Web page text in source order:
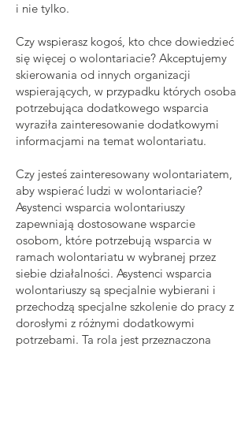
i nie tylko.
Czy wspierasz kogoś, kto chce dowiedzieć
się więcej o wolontariacie? Akceptujemy
skierowania od innych organizacji
wspierających, w przypadku których osoba
potrzebująca dodatkowego wsparcia
wyraziła zainteresowanie dodatkowymi
informacjami na temat wolontariatu.
Czy jesteś zainteresowany wolontariatem,
aby wspierać ludzi w wolontariacie?
Asystenci wsparcia wolontariuszy
zapewniają dostosowane wsparcie
osobom, które potrzebują wsparcia w
ramach wolontariatu w wybranej przez
siebie działalności. Asystenci wsparcia
wolontariuszy są specjalnie wybierani i
przechodzą specjalne szkolenie do pracy z
dorosłymi z różnymi dodatkowymi
potrzebami. Ta rola jest przeznaczona